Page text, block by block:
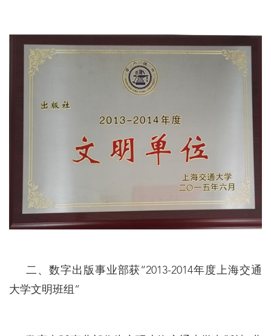
二、数字出版事业部获“2013-2014年度上海交通
大学文明班组”